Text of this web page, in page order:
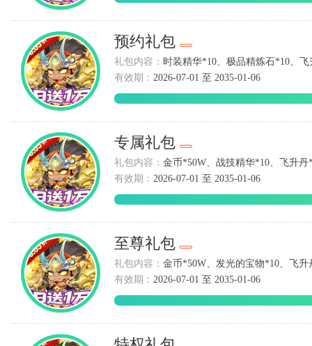
预约礼包
礼包内容： 时装精华*10、极品精炼石*10、飞
有效期： 2026-07-01 至 2035-01-06
专属礼包
礼包内容： 金币*50W、战技精华*10、飞升丹
有效期： 2026-07-01 至 2035-01-06
至尊礼包
礼包内容： 金币*50W、发光的宝物*10、飞升
有效期： 2026-07-01 至 2035-01-06